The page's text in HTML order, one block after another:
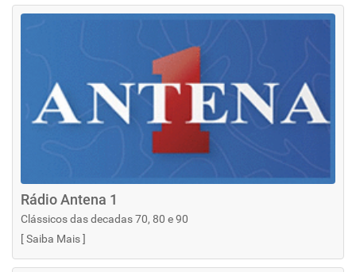
Rádio Antena 1
Clássicos das decadas 70, 80 e 90
[Saiba Mais]